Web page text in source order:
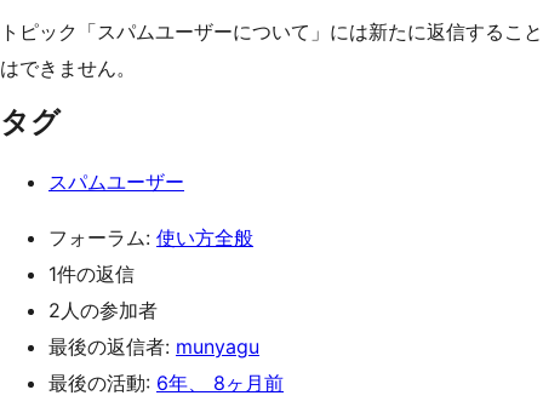
トピック「スパムユーザーについて」には新たに返信すること
はできません。
タグ
スパムユーザー
フォーラム: 使い方全般
1件の返信
2人の参加者
最後の返信者: munyagu
最後の活動: 6年、 8ヶ月前